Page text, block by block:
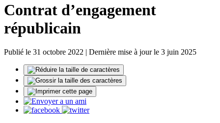
Contrat d’engagement
républicain
Publié le 31 octobre 2022 | Dernière mise à jour le 3 juin 2025